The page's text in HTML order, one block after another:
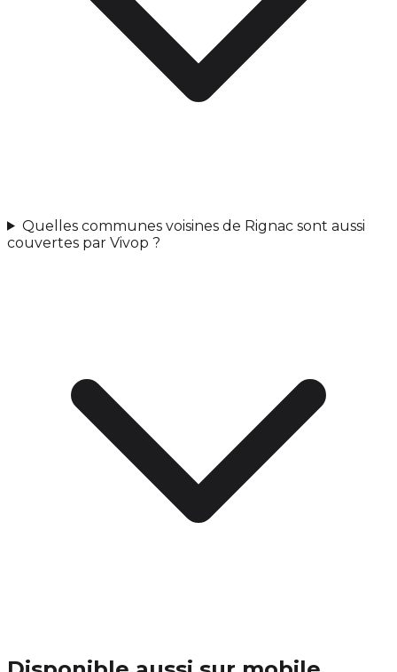
Quelles communes voisines de Rignac sont aussi
couvertes par Vivop ?